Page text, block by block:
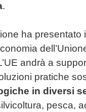
.
ha presentato
andrà a
pratiche
in diversi
pesca,